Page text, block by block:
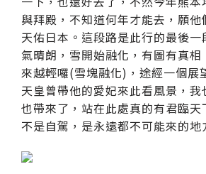
與拜殿，不知道何年才能去，願他
天佑日本。這段路是此行的最後一
氣晴朗，雪開始融化，有圖有真
來越輕囉(雪塊融化)，途經一個展
天皇曾帶他的愛妃來此看風景，我
也帶來了，站在此處真的有君臨
不是自駕，是永遠都不可能來的地